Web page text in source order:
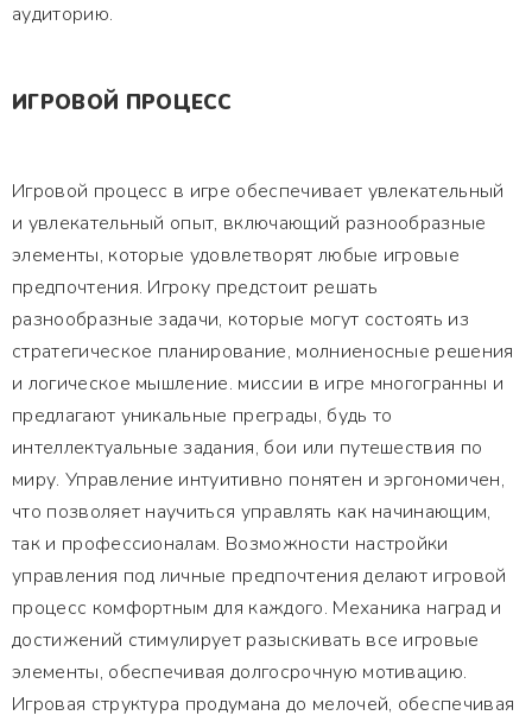
аудиторию.
ИГРОВОЙ ПРОЦЕСС
Игровой процесс в игре обеспечивает увлекательный
и увлекательный опыт, включающий разнообразные
элементы, которые удовлетворят любые игровые
предпочтения. Игроку предстоит решать
разнообразные задачи, которые могут состоять из
стратегическое планирование, молниеносные решения
и логическое мышление. миссии в игре многогранны и
предлагают уникальные преграды, будь то
интеллектуальные задания, бои или путешествия по
миру. Управление интуитивно понятен и эргономичен,
что позволяет научиться управлять как начинающим,
так и профессионалам. Возможности настройки
управления под личные предпочтения делают игровой
процесс комфортным для каждого. Механика наград и
достижений стимулирует разыскивать все игровые
элементы, обеспечивая долгосрочную мотивацию.
Игровая структура продумана до мелочей, обеспечивая